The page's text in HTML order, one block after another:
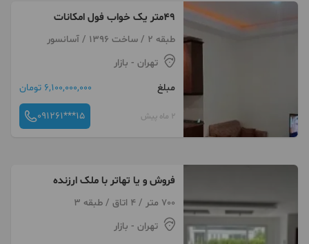
۴۹متر یک خواب فول امکانات
طبقه 2 / ساخت 1396 / آسانسور
تهران - بازار
مبلغ
6,100,000,000 تومان
2 ماه پیش 091261***15
فروش و یا تهاتر با ملک ارزنده
700 متر / 4 اتاق / طبقه 3
تهران - بازار